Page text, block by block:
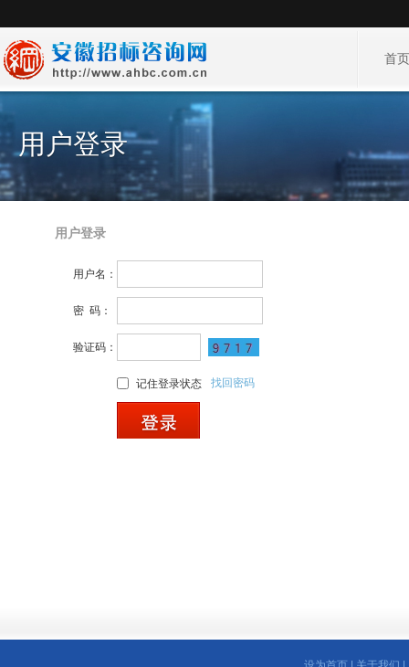
首
用户登录
用户登录
用户名：
密 码：
验证码：
记住登录状态 找回密码